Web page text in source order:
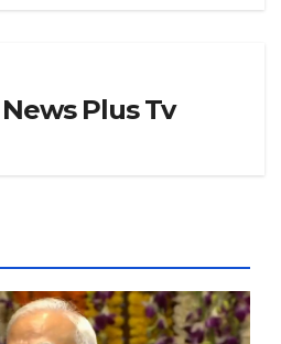
News Plus Tv